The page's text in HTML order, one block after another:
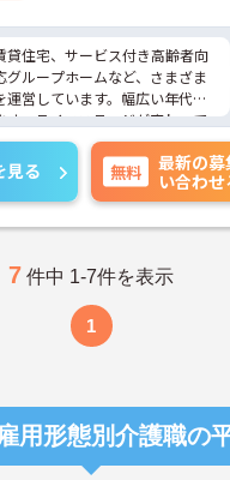
貸住宅、サービス付き高齢者向
グループホームなど、さまざま
運営しています。幅広い年代の
す。ライフステージが変わって
す。福利厚生も整っており、待
す。ご興味のある方は面接ポイ
たしますので、是非お気軽にお
！
見る 無料
最新の募
い合わせ
7 件中 1-7件を表示
1
用形態別介護職の